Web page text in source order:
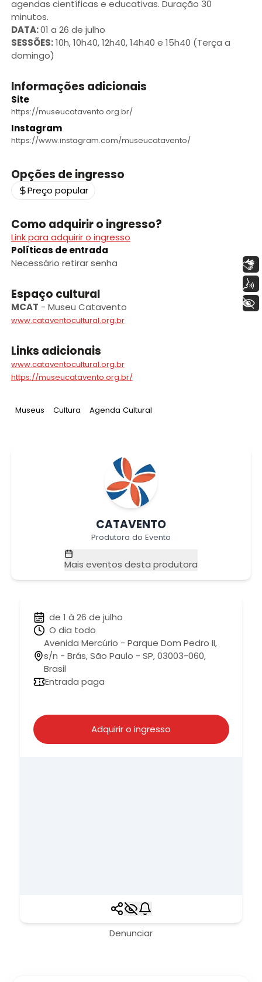
agendas científicas e educativas. Duração 30
minutos.
DATA:01 a 26 de julho
SESSÕES:10h, 10h40, 12h40, 14h40 e 15h40 (Terça a
domingo)
Informações adicionais
Site
https://museucatavento.org.br/
Instagram
https://www.instagram.com/museucatavento/
Opções de ingresso
Preço popular
Como adquirir o ingresso?
Link para adquirir o ingresso
Políticas de entrada
Necessário retirar senha
Espaço cultural
MCAT - Museu Catavento
www.cataventocultural.org.br
Links adicionais
www.cataventocultural.org.br
https://museucatavento.org.br/
Tag:
Museus Tag:
Cultura Tag:
Agenda Cultural
CATAVENTO
Produtora do Evento
Mais eventos desta produtora
de 1 à 26 de julho
O dia todo
Avenida Mercúrio - Parque Dom Pedro II,
s/n - Brás, São Paulo - SP, 03003-060,
Brasil
Entrada paga
Adquirir o ingresso
Denunciar